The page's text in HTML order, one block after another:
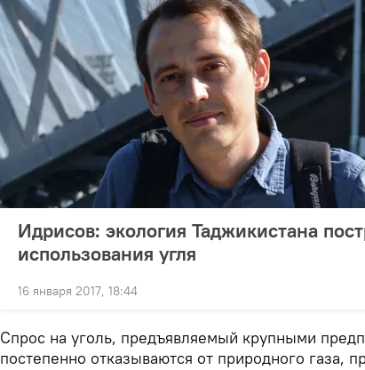
Идрисов: экология Таджикистана
использования угля
16 января 2017, 18:44
Спрос на уголь, предъявляемый крупными
постепенно отказываются от природного газа,